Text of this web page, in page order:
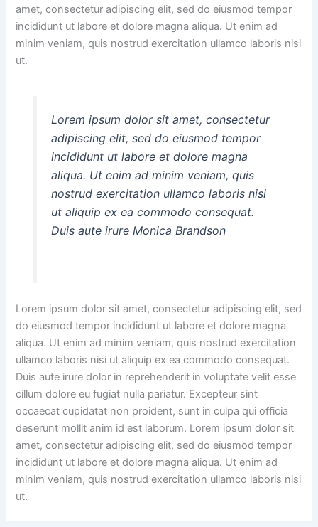
amet, consectetur adipiscing elit, sed do eiusmod tempor
incididunt ut labore et dolore magna aliqua. Ut enim ad
minim veniam, quis nostrud exercitation ullamco laboris nisi
ut.
Lorem ipsum dolor sit amet, consectetur
adipiscing elit, sed do eiusmod tempor
incididunt ut labore et dolore magna
aliqua. Ut enim ad minim veniam, quis
nostrud exercitation ullamco laboris nisi
ut aliquip ex ea commodo consequat.
Duis aute irure Monica Brandson
Lorem ipsum dolor sit amet, consectetur adipiscing elit, sed
do eiusmod tempor incididunt ut labore et dolore magna
aliqua. Ut enim ad minim veniam, quis nostrud exercitation
ullamco laboris nisi ut aliquip ex ea commodo consequat.
Duis aute irure dolor in reprehenderit in voluptate velit esse
cillum dolore eu fugiat nulla pariatur. Excepteur sint
occaecat cupidatat non proident, sunt in culpa qui officia
deserunt mollit anim id est laborum. Lorem ipsum dolor sit
amet, consectetur adipiscing elit, sed do eiusmod tempor
incididunt ut labore et dolore magna aliqua. Ut enim ad
minim veniam, quis nostrud exercitation ullamco laboris nisi
ut.